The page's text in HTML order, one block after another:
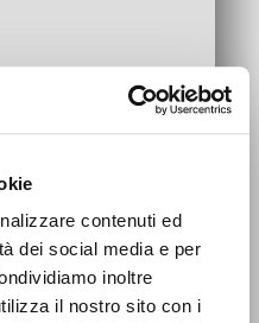
contenuti ed
dei social media e per
inoltre
il nostro sito con i